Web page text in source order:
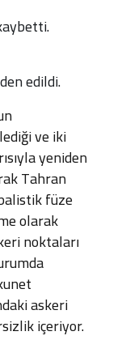
edildi.
ve iki
yeniden
Tahran
füze
olarak
noktaları
askeri
içeriyor.